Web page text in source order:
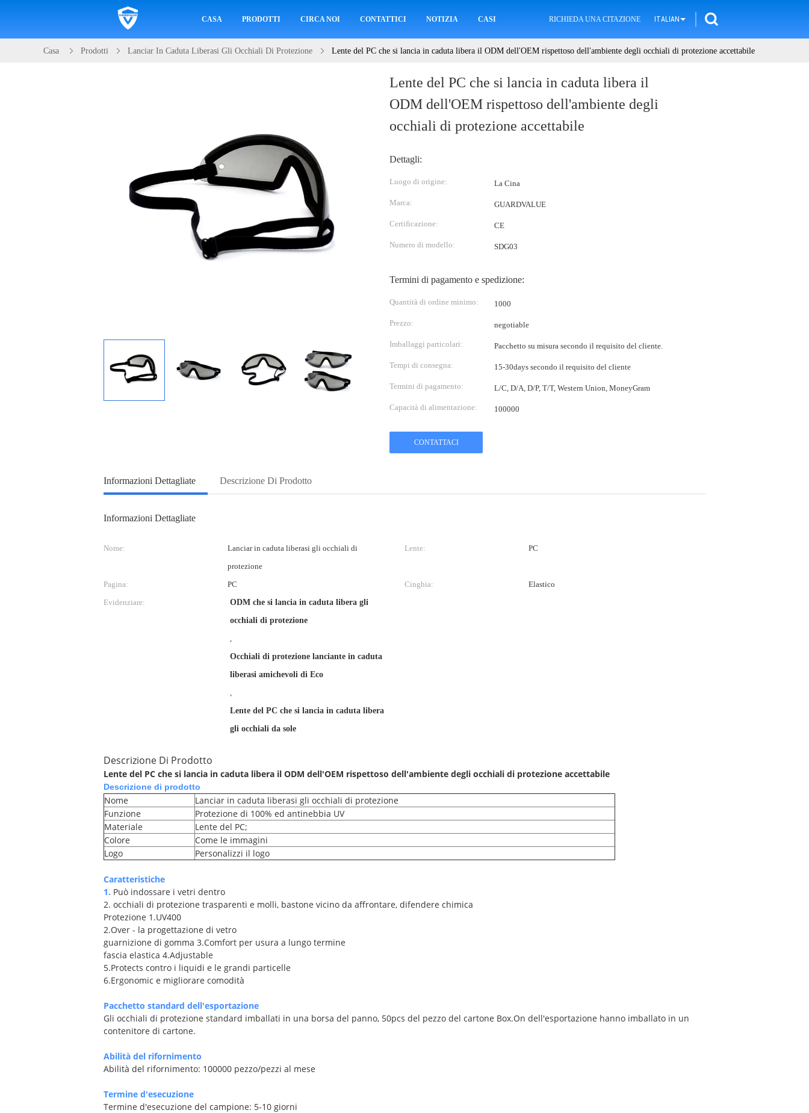
CASA PRODOTTI CIRCA NOI CONTATTICI NOTIZIA CASI RICHIEDA UNA CITAZIONE ITALIAN
Casa Prodotti Lanciar In Caduta Liberasi Gli Occhiali Di Protezione Lente del PC che si lancia in caduta libera il ODM dell'OEM rispettoso dell'ambiente degli occhiali di protezione accettabile
Lente del PC che si lancia in caduta libera il
ODM dell'OEM rispettoso dell'ambiente degli
occhiali di protezione accettabile
Dettagli:
Luogo di origine: La Cina
Marca: GUARDVALUE
Certificazione: CE
Numero di modello: SDG03
Termini di pagamento e spedizione:
Quantità di ordine minimo: 1000
Prezzo: negotiable
Imballaggi particolari: Pacchetto su misura secondo il requisito del cliente.
Tempi di consegna: 15-30days secondo il requisito del cliente
Termini di pagamento: L/C, D/A, D/P, T/T, Western Union, MoneyGram
Capacità di alimentazione: 100000
CONTATTACI
Informazioni Dettagliate Descrizione Di Prodotto
Informazioni Dettagliate
Nome:
Lanciar in caduta liberasi gli occhiali di
protezione
Lente: PC
Pagina: PC Cinghia:
Elastico
Evidenziare:
ODM che si lancia in caduta libera gli
occhiali di protezione
,
Occhiali di protezione lanciante in caduta
liberasi amichevoli di Eco
,
Lente del PC che si lancia in caduta libera
gli occhiali da sole
Descrizione Di Prodotto
Lente del PC che si lancia in caduta libera il ODM dell'OEM rispettoso dell'ambiente degli occhiali di protezione accettabile
Descrizione di prodotto
Nome
Lanciar in caduta liberasi gli occhiali di protezione
Funzione
Protezione di 100% ed antinebbia UV
Materiale
Lente del PC;
Colore
Come le immagini
Logo
Personalizzi il logo
Caratteristiche
1. Può indossare i vetri dentro
2. occhiali di protezione trasparenti e molli, bastone vicino da affrontare, difendere chimica
Protezione 1.UV400
2.Over - la progettazione di vetro
guarnizione di gomma 3.Comfort per usura a lungo termine
fascia elastica 4.Adjustable
5.Protects contro i liquidi e le grandi particelle
6.Ergonomic e migliorare comodità
Pacchetto standard dell'esportazione
Gli occhiali di protezione standard imballati in una borsa del panno, 50pcs del pezzo del cartone Box.On dell'esportazione hanno imballato in un
contenitore di cartone.
Abilità del rifornimento
Abilità del rifornimento: 100000 pezzo/pezzi al mese
Termine d'esecuzione
Termine d'esecuzione del campione: 5-10 giorni